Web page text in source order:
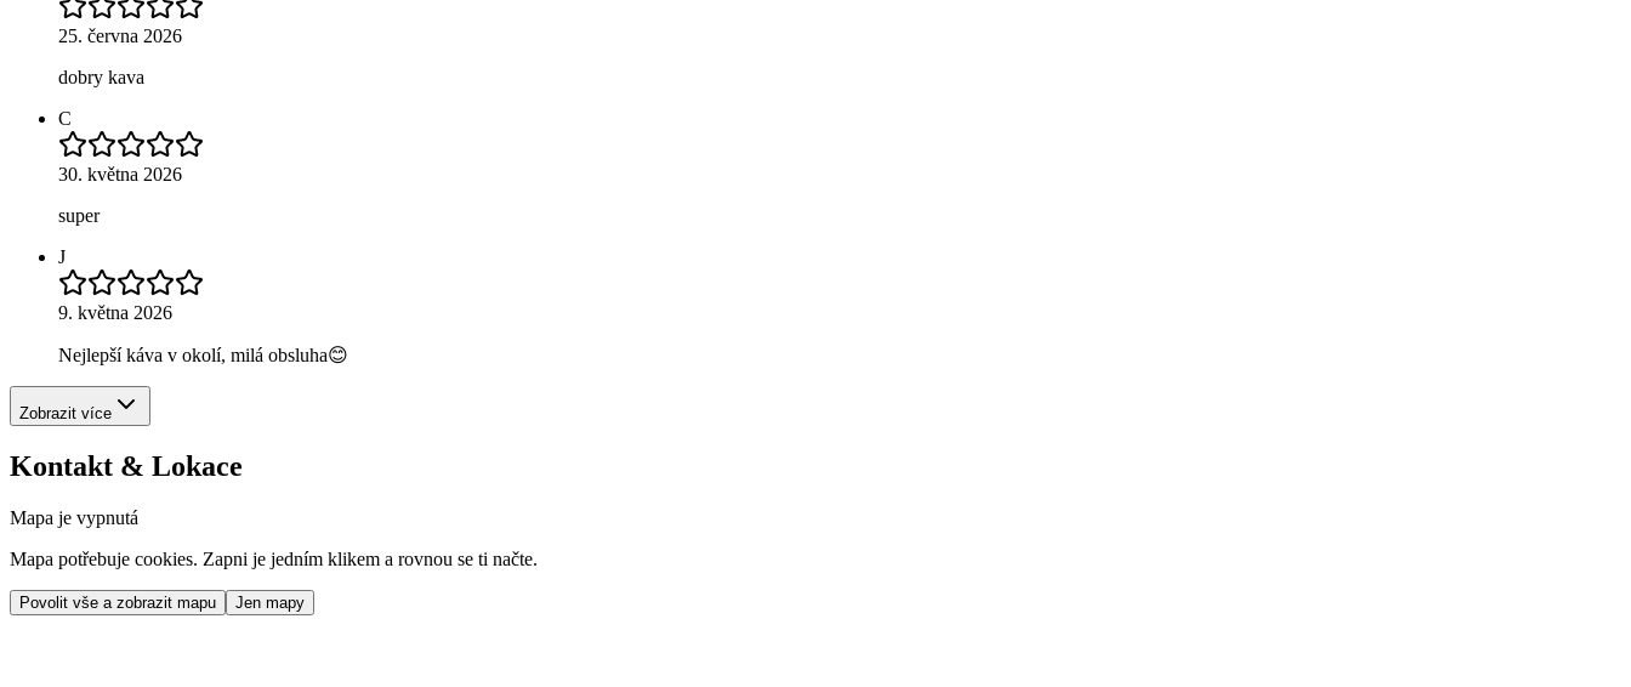
25. června 2026
dobry kava
C
30. května 2026
super
J
9. května 2026
Nejlepší káva v okolí, milá obsluha😊
Zobrazit více
Kontakt & Lokace
Mapa je vypnutá
Mapa potřebuje cookies. Zapni je jedním klikem a rovnou se ti načte.
Povolit vše a zobrazit mapu Jen mapy